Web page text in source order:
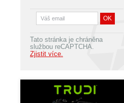
Tato stránka je chráněna
službou reCAPTCHA.
Zjistit více.